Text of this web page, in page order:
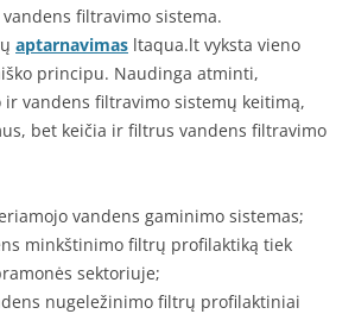
filtravimo sistema.
aptarnavimas ltaqua.lt vyksta vieno
principu. Naudinga atminti,
ir vandens filtravimo sistemų keitimą,
bet keičia ir filtrus vandens filtravimo
vandens gaminimo sistemas;
minkštinimo filtrų profilaktiką tiek
sektoriuje;
nugeležinimo filtrų profilaktiniai